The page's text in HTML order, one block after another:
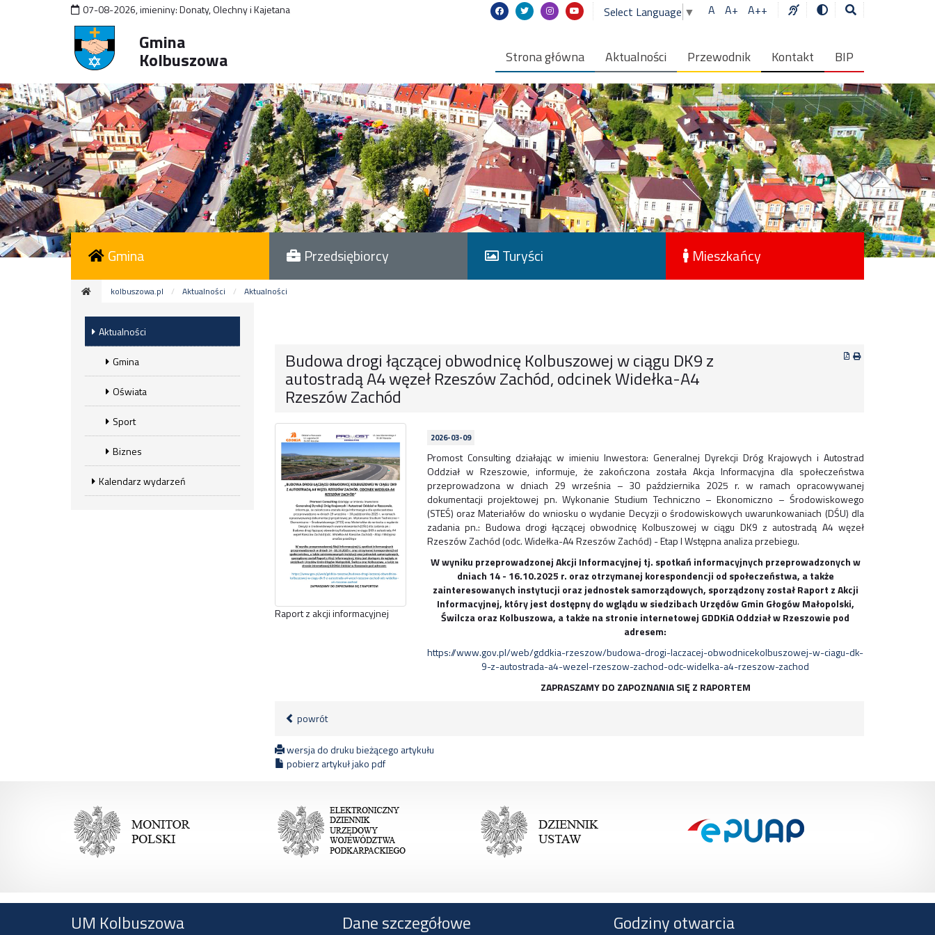
07-08-2026,imieniny:Donaty, Olechny i Kajetana A A+ A++
Select Language ▼
Gmina
Kolbuszowa Strona główna Aktualności Przewodnik Kontakt BIP
Gmina Przedsiębiorcy Turyści Mieszkańcy
kolbuszowa.pl Aktualności Aktualności
Aktualności
Gmina
Oświata
Sport
Biznes
Kalendarz wydarzeń
Budowa drogi łączącej obwodnicę Kolbuszowej w ciągu DK9 z
autostradą A4 węzeł Rzeszów Zachód, odcinek Widełka-A4
Rzeszów Zachód
Raport z akcji informacyjnej
2026-03-09
Promost Consulting działając w imieniu Inwestora: Generalnej Dyrekcji Dróg Krajowych i Autostrad
Oddział w Rzeszowie, informuje, że zakończona została Akcja Informacyjna dla społeczeństwa
przeprowadzona w dniach 29 września – 30 października 2025 r. w ramach opracowywanej
dokumentacji projektowej pn. Wykonanie Studium Techniczno – Ekonomiczno – Środowiskowego
(STEŚ) oraz Materiałów do wniosku o wydanie Decyzji o środowiskowych uwarunkowaniach (DŚU) dla
zadania pn.: Budowa drogi łączącej obwodnicę Kolbuszowej w ciągu DK9 z autostradą A4 węzeł
Rzeszów Zachód (odc. Widełka-A4 Rzeszów Zachód) - Etap I Wstępna analiza przebiegu.
W wyniku przeprowadzonej Akcji Informacyjnej tj. spotkań informacyjnych przeprowadzonych w
dniach 14 - 16.10.2025 r. oraz otrzymanej korespondencji od społeczeństwa, a także
zainteresowanych instytucji oraz jednostek samorządowych, sporządzony został Raport z Akcji
Informacyjnej, który jest dostępny do wglądu w siedzibach Urzędów Gmin Głogów Małopolski,
Świlcza oraz Kolbuszowa, a także na stronie internetowej GDDKiA Oddział w Rzeszowie pod
adresem:
https://www.gov.pl/web/gddkia-rzeszow/budowa-drogi-laczacej-obwodnicekolbuszowej-w-ciagu-dk-
9-z-autostrada-a4-wezel-rzeszow-zachod-odc-widelka-a4-rzeszow-zachod
ZAPRASZAMY DO ZAPOZNANIA SIĘ Z RAPORTEM
powrót
wersja do druku bieżącego artykułu
pobierz artykuł jako pdf
UM Kolbuszowa Dane szczegółowe Godziny otwarcia